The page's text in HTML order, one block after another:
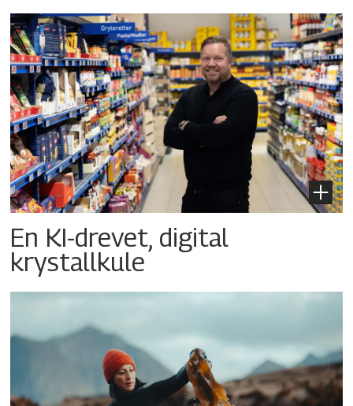
En KI-drevet, digital
krystallkule